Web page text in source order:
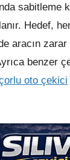
sabitleme
Hedef,
aracın zarar
benzer
oto çekici